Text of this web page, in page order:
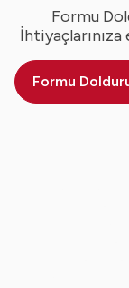
Formu
Formu